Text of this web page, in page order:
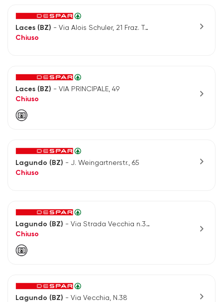
Laces (BZ) - Via Alois Schuler, 21 Fraz. Tarres
Chiuso
chevron_right
Laces (BZ) - VIA PRINCIPALE, 49
Chiuso
chevron_right
Lagundo (BZ) - J. Weingartnerstr., 65
Chiuso
chevron_right
Lagundo (BZ) - Via Strada Vecchia n.38
Chiuso
chevron_right
Lagundo (BZ) - Via Vecchia, N.38 chevron_right